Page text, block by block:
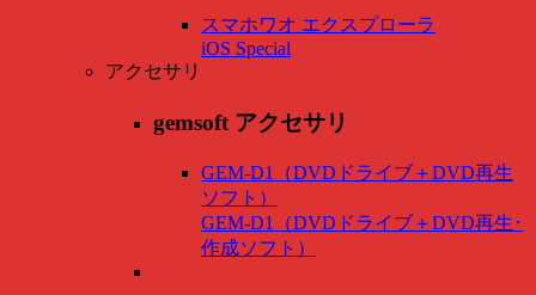
スマホワオ エクスプローラ
iOS Special
アクセサリ
gemsoft アクセサリ
GEM-D1（DVDドライブ＋DVD再生
ソフト）
GEM-D1（DVDドライブ＋DVD再生･
作成ソフト）